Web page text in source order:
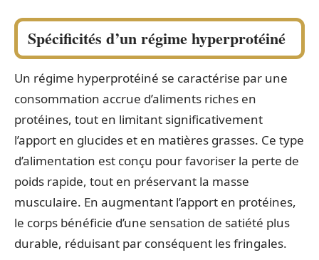
Spécificités d’un régime hyperprotéiné
Un régime hyperprotéiné se caractérise par une
consommation accrue d’aliments riches en
protéines, tout en limitant significativement
l’apport en glucides et en matières grasses. Ce type
d’alimentation est conçu pour favoriser la perte de
poids rapide, tout en préservant la masse
musculaire. En augmentant l’apport en protéines,
le corps bénéficie d’une sensation de satiété plus
durable, réduisant par conséquent les fringales.